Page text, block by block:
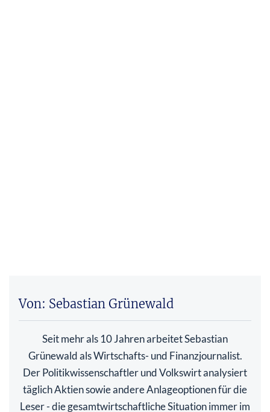
Von: Sebastian Grünewald
Seit mehr als 10 Jahren arbeitet Sebastian
Grünewald als Wirtschafts- und Finanzjournalist.
Der Politikwissenschaftler und Volkswirt analysiert
täglich Aktien sowie andere Anlageoptionen für die
Leser - die gesamtwirtschaftliche Situation immer im